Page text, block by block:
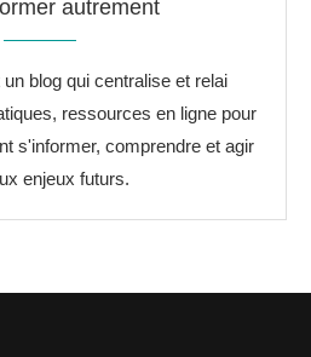
autrement
blog qui centralise et relai
ressources en ligne pour
s'informer, comprendre et agir
enjeux futurs.